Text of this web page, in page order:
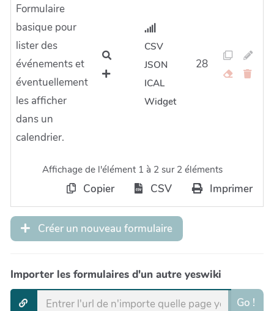
Formulaire
basique pour
lister des
événements et
éventuellement
les afficher
dans un
calendrier.
CSV
JSON
ICAL
Widget
28
Affichage de l'élément 1 à 2 sur 2 éléments
Copier CSV Imprimer
Créer un nouveau formulaire
Importer les formulaires d'un autre yeswiki
Go !